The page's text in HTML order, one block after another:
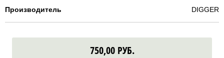
Производитель DIGGER
750,00 РУБ.